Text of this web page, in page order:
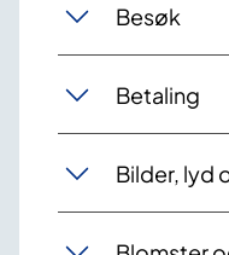
Besøk
Betaling
Bilder, lyd